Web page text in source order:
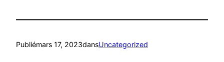
Publiémars 17, 2023dansUncategorized